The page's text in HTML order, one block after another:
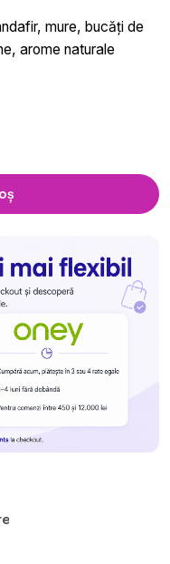
mure, bucăți de
arome naturale